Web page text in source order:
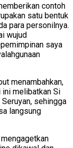
contoh
satu bentuk
para personilnya.
wujud
saya
menambahkan,
melibatkan Si
sehingga
langsung